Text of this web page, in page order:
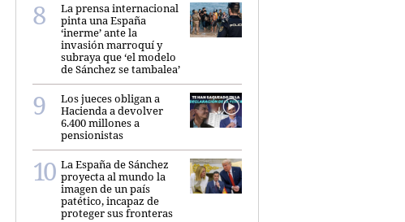
La prensa internacional
pinta una España
‘inerme’ ante la
invasión marroquí y
subraya que ‘el modelo
de Sánchez se tambalea’
Los jueces obligan a
Hacienda a devolver
6.400 millones a
pensionistas
La España de Sánchez
proyecta al mundo la
imagen de un país
patético, incapaz de
proteger sus fronteras